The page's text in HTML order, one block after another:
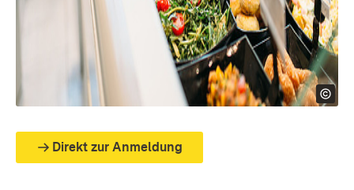
Direkt zur Anmeldung